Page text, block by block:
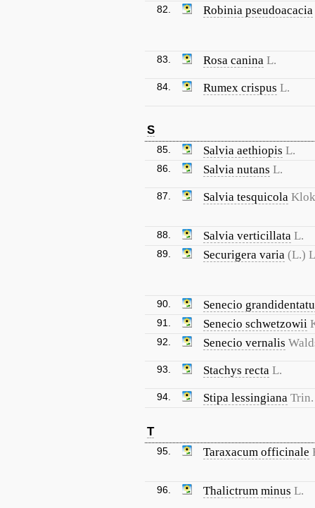
82. Robinia pseudoacacia
83. Rosa canina L.
84. Rumex crispus L.
S
85. Salvia aethiopis L.
86. Salvia nutans L.
87. Salvia tesquicola
88. Salvia verticillata L.
89. Securigera varia (L.)
90. Senecio
91. Senecio schwetzowii
92. Senecio vernalis
93. Stachys recta L.
94. Stipa lessingiana
T
95. Taraxacum officinale
96. Thalictrum minus L.